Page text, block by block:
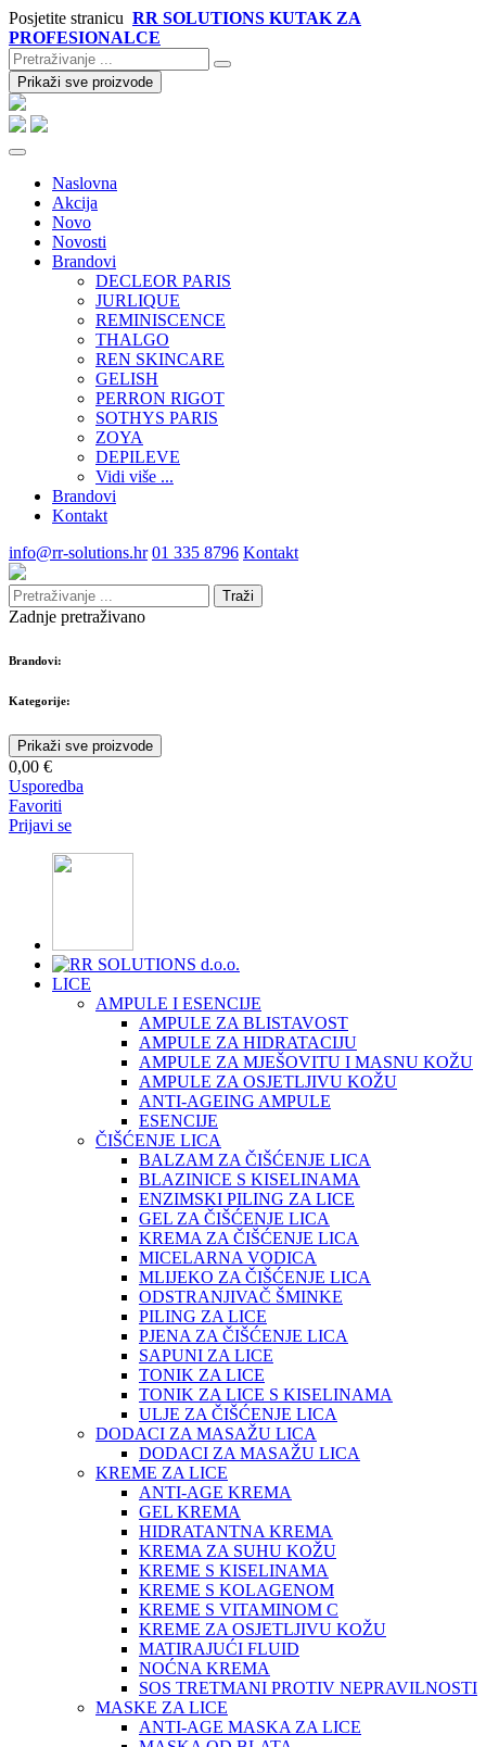
Posjetite stranicu RR SOLUTIONS KUTAK ZA
PROFESIONALCE
Prikaži sve proizvode
Naslovna
Akcija
Novo
Novosti
Brandovi
DECLEOR PARIS
JURLIQUE
REMINISCENCE
THALGO
REN SKINCARE
GELISH
PERRON RIGOT
SOTHYS PARIS
ZOYA
DEPILEVE
Vidi više ...
Brandovi
Kontakt
info@rr-solutions.hr 01 335 8796 Kontakt
Traži
Zadnje pretraživano
Brandovi:
Kategorije:
Prikaži sve proizvode
0,00 €
Usporedba
Favoriti
Prijavi se
LICE
AMPULE I ESENCIJE
AMPULE ZA BLISTAVOST
AMPULE ZA HIDRATACIJU
AMPULE ZA MJEŠOVITU I MASNU KOŽU
AMPULE ZA OSJETLJIVU KOŽU
ANTI-AGEING AMPULE
ESENCIJE
ČIŠĆENJE LICA
BALZAM ZA ČIŠĆENJE LICA
BLAZINICE S KISELINAMA
ENZIMSKI PILING ZA LICE
GEL ZA ČIŠĆENJE LICA
KREMA ZA ČIŠĆENJE LICA
MICELARNA VODICA
MLIJEKO ZA ČIŠĆENJE LICA
ODSTRANJIVAČ ŠMINKE
PILING ZA LICE
PJENA ZA ČIŠĆENJE LICA
SAPUNI ZA LICE
TONIK ZA LICE
TONIK ZA LICE S KISELINAMA
ULJE ZA ČIŠĆENJE LICA
DODACI ZA MASAŽU LICA
DODACI ZA MASAŽU LICA
KREME ZA LICE
ANTI-AGE KREMA
GEL KREMA
HIDRATANTNA KREMA
KREMA ZA SUHU KOŽU
KREME S KISELINAMA
KREME S KOLAGENOM
KREME S VITAMINOM C
KREME ZA OSJETLJIVU KOŽU
MATIRAJUĆI FLUID
NOĆNA KREMA
SOS TRETMANI PROTIV NEPRAVILNOSTI
MASKE ZA LICE
ANTI-AGE MASKA ZA LICE